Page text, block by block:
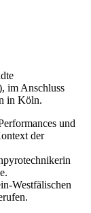
im Anschluss
in Köln.
und
der
Westfälischen